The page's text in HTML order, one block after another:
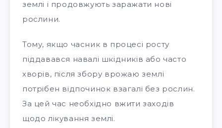
землі і продовжують заражати нові
рослини.
Тому, якщо часник в процесі росту
піддавався навалі шкідників або часто
хворів, після збору врожаю землі
потрібен відпочинок взагалі без рослин.
За цей час необхідно вжити заходів
щодо лікування землі.